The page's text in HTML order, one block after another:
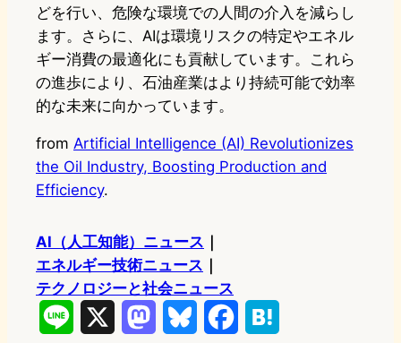
どを行い、危険な環境での人間の介入を減らし
ます。さらに、AIは環境リスクの特定やエネル
ギー消費の最適化にも貢献しています。これら
の進歩により、石油産業はより持続可能で効率
的な未来に向かっています。
from Artificial Intelligence (AI) Revolutionizes
the Oil Industry, Boosting Production and
Efficiency.
AI（人工知能）ニュース
エネルギー技術ニュース
テクノロジーと社会ニュース